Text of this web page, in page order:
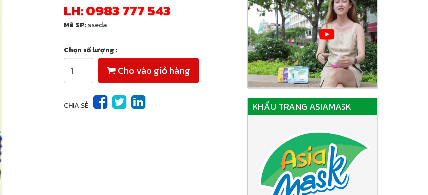
LH:0983 777 543
Mã SP: sseda
Chọn số lượng :
Cho vào giỏ hàng
CHIA SẺ KHẨU TRANG ASIAMASK